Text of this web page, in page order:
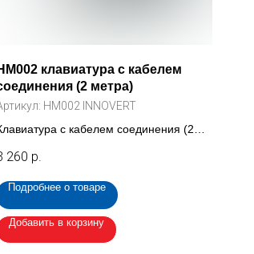
клавиатура с кабелем
(2 метра)
HM002 INNOVERT
с кабелем соединения (2
mini (HM002 INNOVERT)
260 р.
Подробнее о товаре
Добавить в корзину